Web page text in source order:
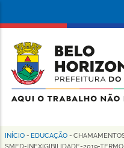
conteúdo
principal
da
Prefeitura
de
Horizonte
Trilha
INÍCIO - EDUCAÇÃO -
SMED-INEXIGIBILIDADE-2019-